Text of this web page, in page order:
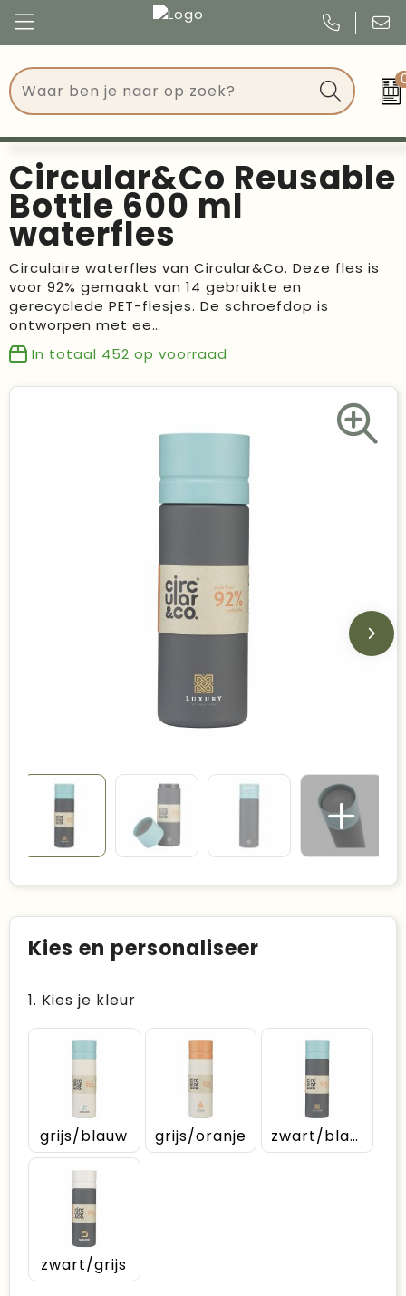
Tassen
Drinkwaren
Events
Give Aways
Geschenken
Kantoorartikelen
Duurzame keuzes
Made in Europe
Congres
Events
Kerst
Verjaardagen
Voetbal, EK en WK
Circular&Co Reusable
Bottle 600 ml
waterfles
Circulaire waterfles van Circular&Co. Deze fles is
voor 92% gemaakt van 14 gebruikte en
gerecyclede PET-flesjes. De schroefdop is
ontworpen met ee…
In totaal 452 op voorraad
Kies en personaliseer
1. Kies je kleur
grijs/blauw grijs/oranje zwart/blauw
zwart/grijs